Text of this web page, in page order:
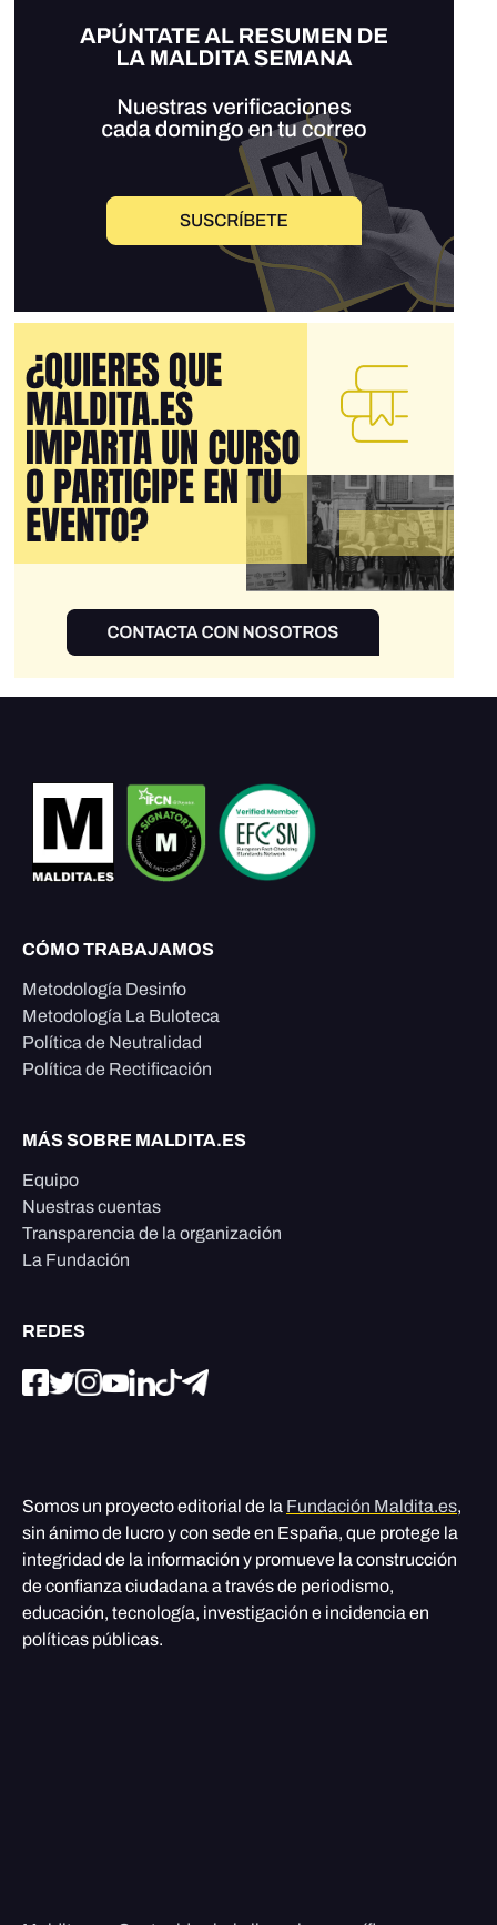
CÓMO TRABAJAMOS
Metodología Desinfo
Metodología La Buloteca
Política de Neutralidad
Política de Rectificación
MÁS SOBRE MALDITA.ES
Equipo
Nuestras cuentas
Transparencia de la organización
La Fundación
REDES
Somos un proyecto editorial de la Fundación Maldita.es,
sin ánimo de lucro y con sede en España, que protege la
integridad de la información y promueve la construcción
de confianza ciudadana a través de periodismo,
educación, tecnología, investigación e incidencia en
políticas públicas.